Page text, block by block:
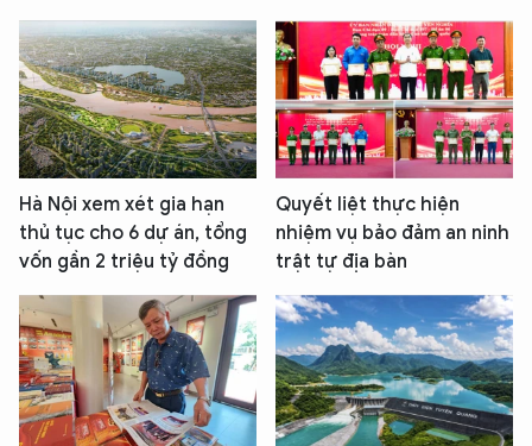
Hà Nội xem xét gia hạn
thủ tục cho 6 dự án, tổng
vốn gần 2 triệu tỷ đồng
Quyết liệt thực hiện
nhiệm vụ bảo đảm an ninh
trật tự địa bàn